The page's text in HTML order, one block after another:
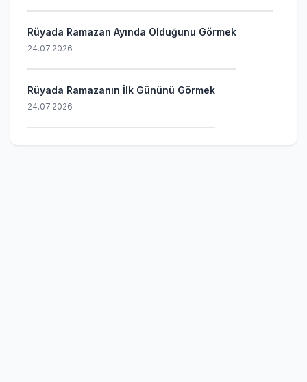
Rüyada Ramazan Ayında Olduğunu Görmek
24.07.2026
Rüyada Ramazanın İlk Gününü Görmek
24.07.2026